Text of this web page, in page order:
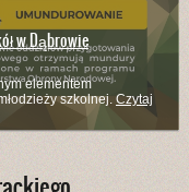
w Dąbrowie
elementem
szkolnej. Czytaj